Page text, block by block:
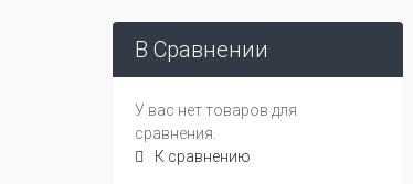
В Сравнении
У вас нет товаров для
сравнения.
К сравнению